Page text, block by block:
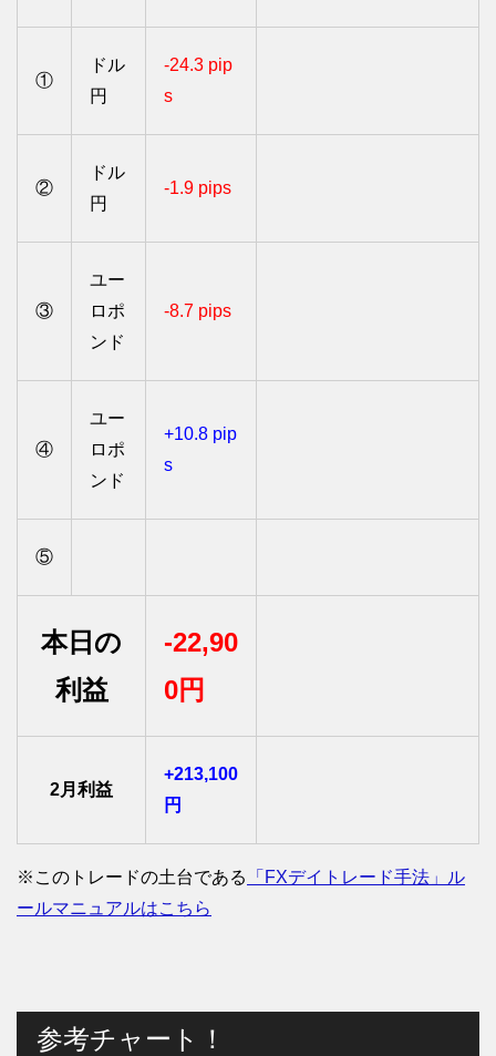
①
ドル
円
-24.3 pip
s
②
ドル
円
-1.9 pips
③
ユー
ロポ
ンド
-8.7 pips
④
ユー
ロポ
ンド
+10.8 pip
s
⑤
本日の
利益
-22,90
0円
2月利益
+213,100
円
※このトレードの土台である
「FXデイトレード手法」ル
ールマニュアルはこちら
参考チャート！